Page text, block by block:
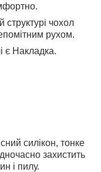
структурі чохол
рухом.
є Накладка.
силікон, тонке
захистить
і пилу.